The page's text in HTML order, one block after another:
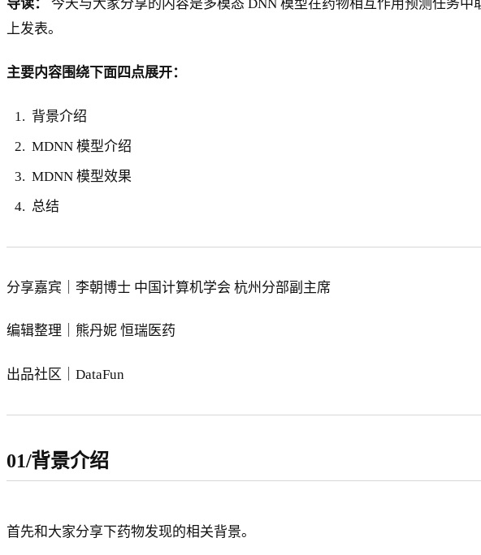
导读：
今天与大家分享的内容是多模态 DNN 模型在药物相互作用预测任务
上发表。
主要内容围绕下面四点展开：
背景介绍
MDNN 模型介绍
MDNN 模型效果
总结
分享嘉宾｜李朝博士 中国计算机学会 杭州分部副主席
编辑整理｜熊丹妮 恒瑞医药
出品社区｜DataFun
01/背景介绍
首先和大家分享下药物发现的相关背景。